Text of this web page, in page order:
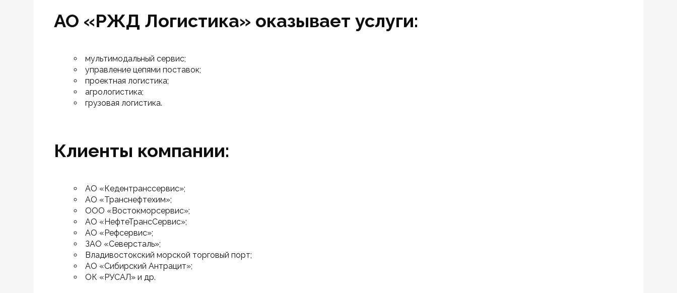
АО «РЖД Логистика» оказывает услуги:
мультимодальный сервис;
управление цепями поставок;
проектная логистика;
агрологистика;
грузовая логистика.
Клиенты компании:
АО «Кедентранссервис»;
АО «Транснефтехим»;
ООО «Востокморсервис»;
АО «НефтеТрансСервис»;
АО «Рефсервис»;
ЗАО «Северсталь»;
Владивостокский морской торговый порт;
АО «Сибирский Антрацит»;
ОК «РУСАЛ» и др.